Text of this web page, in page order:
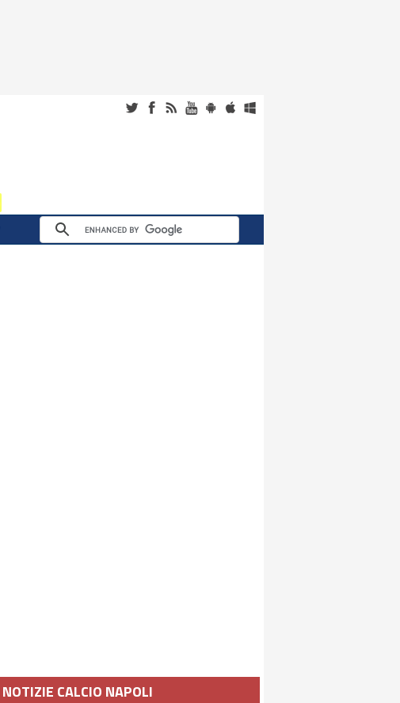
NOTIZIE CALCIO NAPOLI